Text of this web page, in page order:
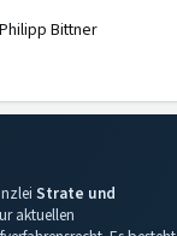
Bittner
Strate und
aktuellen